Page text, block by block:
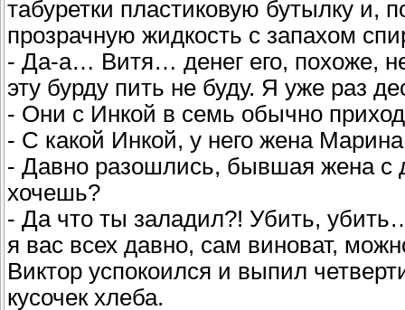
табуретки пластиковую бутылку и,
прозрачную жидкость с запахом
- Да-а… Витя… денег его, похоже,
эту бурду пить не буду. Я уже раз
- Они с Инкой в семь обычно
- С какой Инкой, у него жена
- Давно разошлись, бывшая жена с
хочешь?
- Да что ты заладил?! Убить,
я вас всех давно, сам виноват,
Виктор успокоился и выпил
кусочек хлеба.